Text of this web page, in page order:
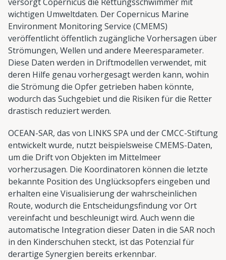
wichtigen Umweltdaten. Der Copernicus Marine
Environment Monitoring Service (CMEMS)
veröffentlicht öffentlich zugängliche Vorhersagen über
Strömungen, Wellen und andere Meeresparameter.
Diese Daten werden in Driftmodellen verwendet, mit
deren Hilfe genau vorhergesagt werden kann, wohin
die Strömung die Opfer getrieben haben könnte,
wodurch das Suchgebiet und die Risiken für die Retter
drastisch reduziert werden.
OCEAN-SAR, das von LINKS SPA und der CMCC-Stiftung
entwickelt wurde, nutzt beispielsweise CMEMS-Daten,
um die Drift von Objekten im Mittelmeer
vorherzusagen. Die Koordinatoren können die letzte
bekannte Position des Unglücksopfers eingeben und
erhalten eine Visualisierung der wahrscheinlichen
Route, wodurch die Entscheidungsfindung vor Ort
vereinfacht und beschleunigt wird. Auch wenn die
automatische Integration dieser Daten in die SAR noch
in den Kinderschuhen steckt, ist das Potenzial für
derartige Synergien bereits erkennbar.